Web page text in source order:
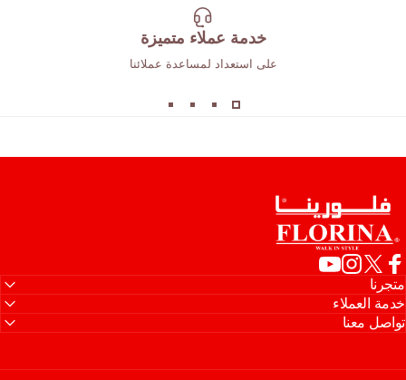
خدمة عملاء متميزة
على استعداد لمساعدة عملائنا
X (Twitter)
Instagram
العملاء
معنا